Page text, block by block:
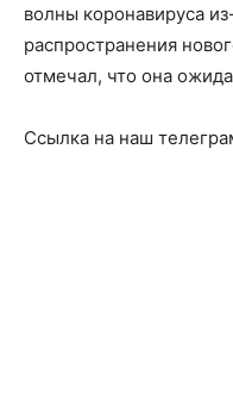
волны коронавируса
распространения
отмечал, что она
Ссылка на наш